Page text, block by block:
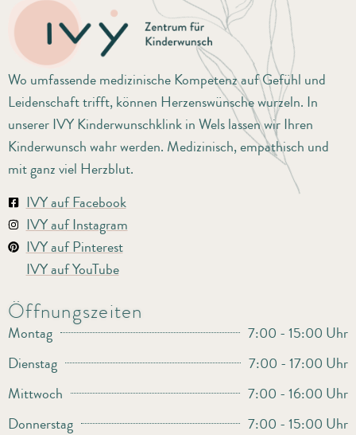
Wo umfassende medizinische Kompetenz auf Gefühl und
Leidenschaft trifft, können Herzenswünsche wurzeln. In
unserer IVY Kinderwunschklink in Wels lassen wir Ihren
Kinderwunsch wahr werden. Medizinisch, empathisch und
mit ganz viel Herzblut.
IVY auf Facebook
IVY auf Instagram
IVY auf Pinterest
IVY auf YouTube
Öffnungszeiten
Montag
7:00 - 15:00 Uhr
Dienstag
7:00 - 17:00 Uhr
Mittwoch
7:00 - 16:00 Uhr
Donnerstag
7:00 - 15:00 Uhr